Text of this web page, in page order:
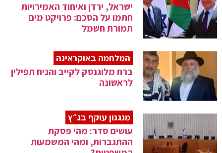
ישראל, ירדן ואיחוד האמירויות
חתמו על הסכם: פרויקט מים
תמורת חשמל
המלחמה באוקראינה
ברח מלוגנסק לקייב והניח תפילין
לראשונה
מנגנון עוקף בג״ץ
עושים סדר: מהי פסקת
ההתגברות, ומהי המשמעות